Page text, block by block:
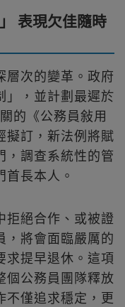
表現欠佳隨時
層次的變革。政府
」，並計劃最遲於
的《公務員敍用
擬訂，新法例將賦
，調查系統性的管
長本人。
拒絕合作、或被證
，將會面臨嚴厲的
求提早退休。這項
個公務員團隊釋放
不僅追求穩定，更